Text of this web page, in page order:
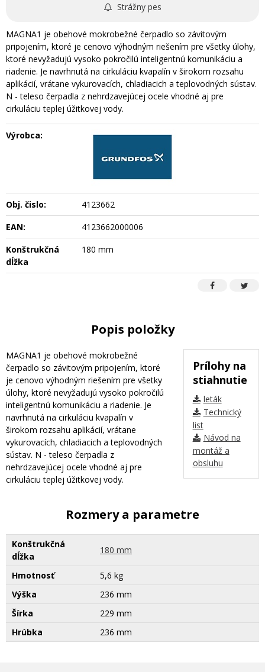
Strážny pes
MAGNA1 je obehové mokrobežné čerpadlo so závitovým
pripojením, ktoré je cenovo výhodným riešením pre všetky úlohy,
ktoré nevyžadujú vysoko pokročilú inteligentnú komunikáciu a
riadenie. Je navrhnutá na cirkuláciu kvapalín v širokom rozsahu
aplikácií, vrátane vykurovacích, chladiacich a teplovodných sústav.
N - teleso čerpadla z nehrdzavejúcej ocele vhodné aj pre
cirkuláciu teplej úžitkovej vody.
Výrobca:
Obj. čislo:
4123662
EAN:
4123662000006
Konštrukčná
dĺžka
180 mm
Popis položky
Prílohy na
stiahnutie
leták
Technický
list
Návod na
montáž a
obsluhu
MAGNA1 je obehové mokrobežné
čerpadlo so závitovým pripojením, ktoré
je cenovo výhodným riešením pre všetky
úlohy, ktoré nevyžadujú vysoko pokročilú
inteligentnú komunikáciu a riadenie. Je
navrhnutá na cirkuláciu kvapalín v
širokom rozsahu aplikácií, vrátane
vykurovacích, chladiacich a teplovodných
sústav. N - teleso čerpadla z
nehrdzavejúcej ocele vhodné aj pre
cirkuláciu teplej úžitkovej vody.
Rozmery a parametre
Konštrukčná
dĺžka
180 mm
Hmotnosť
5,6 kg
Výška
236 mm
Šírka
229 mm
Hrúbka
236 mm